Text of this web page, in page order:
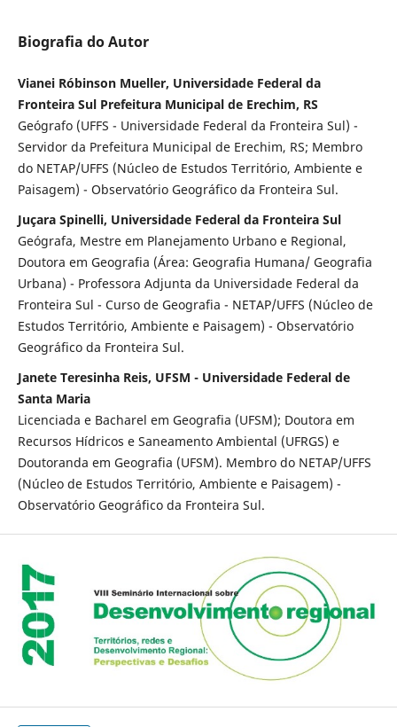
Biografia do Autor
Vianei Róbinson Mueller, Universidade Federal da
Fronteira Sul Prefeitura Municipal de Erechim, RS
Geógrafo (UFFS - Universidade Federal da Fronteira Sul) -
Servidor da Prefeitura Municipal de Erechim, RS; Membro
do NETAP/UFFS (Núcleo de Estudos Território, Ambiente e
Paisagem) - Observatório Geográfico da Fronteira Sul.
Juçara Spinelli, Universidade Federal da Fronteira Sul
Geógrafa, Mestre em Planejamento Urbano e Regional,
Doutora em Geografia (Área: Geografia Humana/ Geografia
Urbana) - Professora Adjunta da Universidade Federal da
Fronteira Sul - Curso de Geografia - NETAP/UFFS (Núcleo de
Estudos Território, Ambiente e Paisagem) - Observatório
Geográfico da Fronteira Sul.
Janete Teresinha Reis, UFSM - Universidade Federal de
Santa Maria
Licenciada e Bacharel em Geografia (UFSM); Doutora em
Recursos Hídricos e Saneamento Ambiental (UFRGS) e
Doutoranda em Geografia (UFSM). Membro do NETAP/UFFS
(Núcleo de Estudos Território, Ambiente e Paisagem) -
Observatório Geográfico da Fronteira Sul.